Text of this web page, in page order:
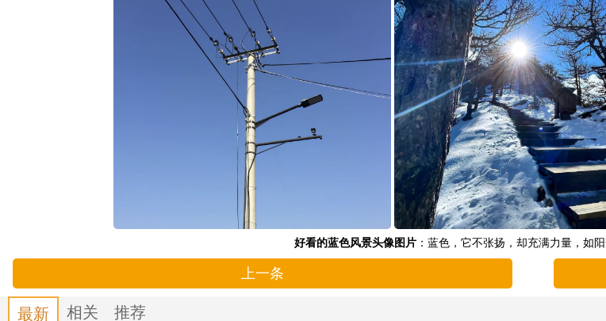
好看的蓝色风景头像图片 ：蓝色，它不张扬，却充满力量，如
上一条
最新 相关 推荐